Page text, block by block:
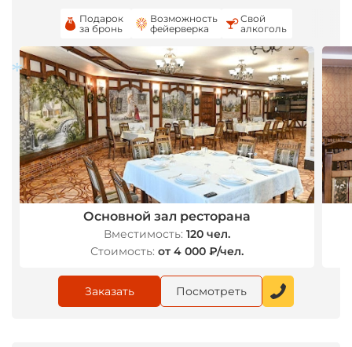
Подарок
за бронь
Возможность
фейерверка
Свой
алкоголь
Основной зал ресторана
Вместимость: 120 чел.
Стоимость: от 4 000 ₽/чел.
Заказать Посмотреть
* *